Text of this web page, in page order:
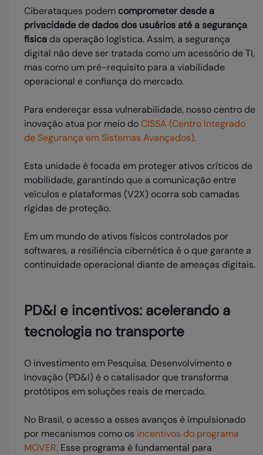
Ciberataques podem comprometer desde a
privacidade de dados dos usuários até a segurança
física da operação logística. Assim, a segurança
digital não deve ser tratada como um acessório de TI,
mas como um pré-requisito para a viabilidade
operacional e confiança do mercado.
Para endereçar essa vulnerabilidade, nosso centro de
inovação atua por meio doCISSA (Centro Integrado
de Segurança em Sistemas Avançados).
Esta unidade é focada em proteger ativos críticos de
mobilidade, garantindo que a comunicação entre
veículos e plataformas (V2X) ocorra sob camadas
rígidas de proteção.
Em um mundo de ativos físicos controlados por
softwares, a resiliência cibernética é o que garante a
continuidade operacional diante de ameaças digitais.
PD&I e incentivos: acelerando a
tecnologia no transporte
O investimento em Pesquisa, Desenvolvimento e
Inovação (PD&I) é o catalisador que transforma
protótipos em soluções reais de mercado.
No Brasil, o acesso a esses avanços é impulsionado
por mecanismos como os incentivos do programa
MOVER. Esse programa é fundamental para